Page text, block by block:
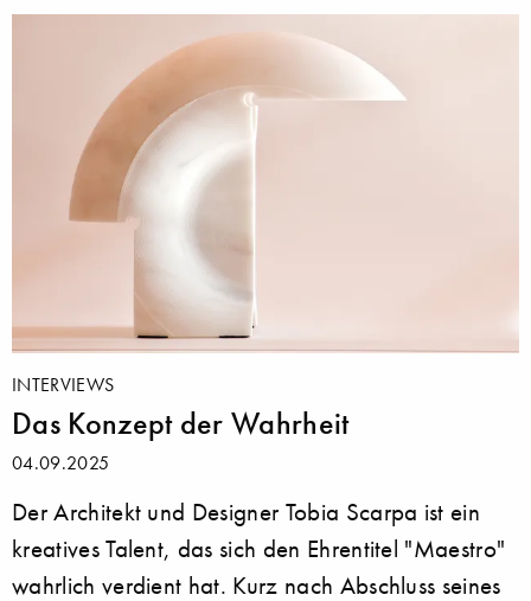
INTERVIEWS
Das Konzept der Wahrheit
04.09.2025
Der Architekt und Designer Tobia Scarpa ist ein
kreatives Talent, das sich den Ehrentitel "Maestro"
wahrlich verdient hat. Kurz nach Abschluss seines